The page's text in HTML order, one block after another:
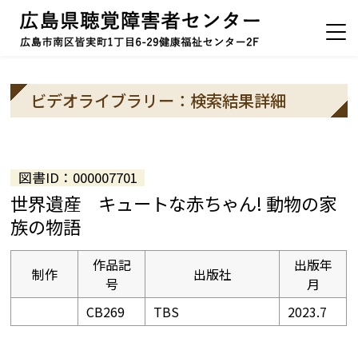
ビデオライブラリー：検索結果詳細
図書ID：000007701
世界遺産 キュートな赤ちゃん! 動物の家
族の物語
制作
作品記
号
出版社
出版年
月
CB269
TBS 2023.7